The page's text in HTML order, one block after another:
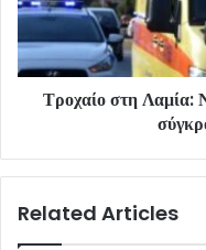
Τροχαίο στη Λαμία:
Related Articles